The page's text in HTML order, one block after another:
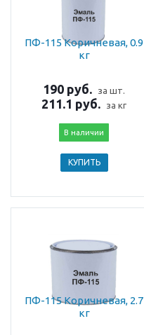
ПФ-115 Коричневая, 0.9
кг
190 руб. за шт.
211.1 руб. за кг
В наличии
КУПИТЬ
ПФ-115 Коричневая, 2.7
кг